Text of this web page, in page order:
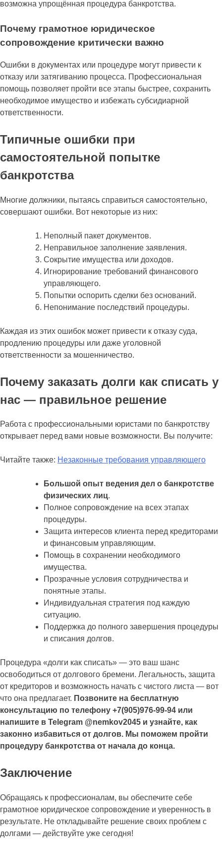
возможна упрощённая процедура банкротства.
Почему грамотное юридическое
сопровождение критически важно
Ошибки в документах или процедуре могут привести к
отказу или затягиванию процесса. Профессиональная
помощь позволяет пройти все этапы быстрее, сохранить
необходимое имущество и избежать субсидиарной
ответственности.
Типичные ошибки при
самостоятельной попытке
банкротства
Многие должники, пытаясь справиться самостоятельно,
совершают ошибки. Вот некоторые из них:
Неполный пакет документов.
Неправильное заполнение заявления.
Сокрытие имущества или доходов.
Игнорирование требований финансового
управляющего.
Попытки оспорить сделки без оснований.
Непонимание последствий процедуры.
Каждая из этих ошибок может привести к отказу суда,
продлению процедуры или даже уголовной
ответственности за мошенничество.
Почему заказать долги как списать у
нас — правильное решение
Работа с профессиональными юристами по банкротству
открывает перед вами новые возможности. Вы получите:
Читайте также: Незаконные требования управляющего
Большой опыт ведения дел о банкротстве
физических лиц.
Полное сопровождение на всех этапах
процедуры.
Защита интересов клиента перед кредиторами
и финансовым управляющим.
Помощь в сохранении необходимого
имущества.
Прозрачные условия сотрудничества и
понятные этапы.
Индивидуальная стратегия под каждую
ситуацию.
Поддержка до полного завершения процедуры
и списания долгов.
Процедура «долги как списать» — это ваш шанс
освободиться от долгового бремени. Легальность, защита
от кредиторов и возможность начать с чистого листа — вот
что она предлагает. Позвоните на бесплатную
консультацию по телефону +7(905)976-99-94 или
напишите в Telegram @nemkov2045 и узнайте, как
законно избавиться от долгов. Мы поможем пройти
процедуру банкротства от начала до конца.
Заключение
Обращаясь к профессионалам, вы обеспечите себе
грамотное юридическое сопровождение и уверенность в
результате. Не откладывайте решение своих проблем с
долгами — действуйте уже сегодня!